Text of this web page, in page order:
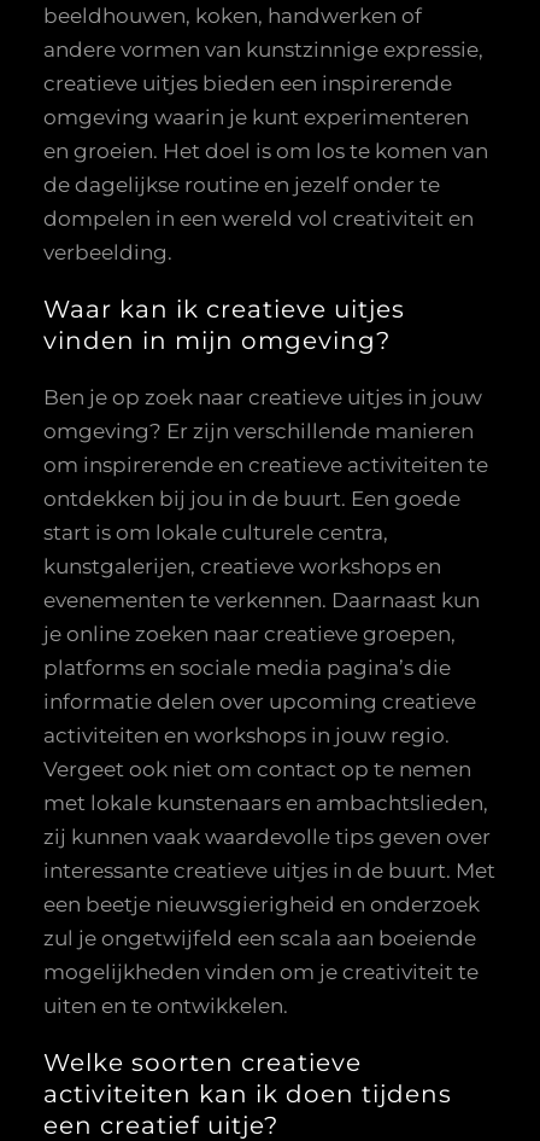
beeldhouwen, koken, handwerken of
andere vormen van kunstzinnige expressie,
creatieve uitjes bieden een inspirerende
omgeving waarin je kunt experimenteren
en groeien. Het doel is om los te komen van
de dagelijkse routine en jezelf onder te
dompelen in een wereld vol creativiteit en
verbeelding.
Waar kan ik creatieve uitjes
vinden in mijn omgeving?
Ben je op zoek naar creatieve uitjes in jouw
omgeving? Er zijn verschillende manieren
om inspirerende en creatieve activiteiten te
ontdekken bij jou in de buurt. Een goede
start is om lokale culturele centra,
kunstgalerijen, creatieve workshops en
evenementen te verkennen. Daarnaast kun
je online zoeken naar creatieve groepen,
platforms en sociale media pagina’s die
informatie delen over upcoming creatieve
activiteiten en workshops in jouw regio.
Vergeet ook niet om contact op te nemen
met lokale kunstenaars en ambachtslieden,
zij kunnen vaak waardevolle tips geven over
interessante creatieve uitjes in de buurt. Met
een beetje nieuwsgierigheid en onderzoek
zul je ongetwijfeld een scala aan boeiende
mogelijkheden vinden om je creativiteit te
uiten en te ontwikkelen.
Welke soorten creatieve
activiteiten kan ik doen tijdens
een creatief uitje?